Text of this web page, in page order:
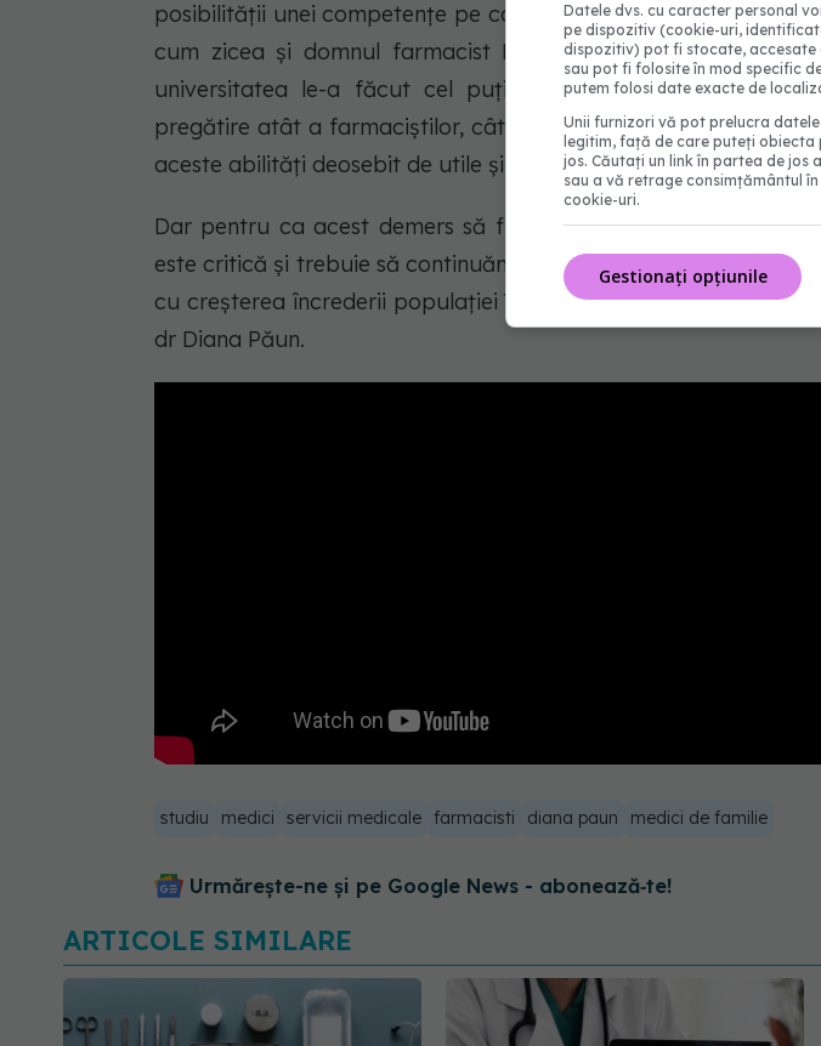
posibilității unei competențe pe care farmaciștii o au și o pot
cum zicea și domnul farmacist Prisada ceva mai devreme
universitatea le-a făcut cel puțin în ultimii doi ani pentru
pregătire atât a farmaciștilor, cât și a asistenților medicali de
aceste abilități deosebit de utile și care vin în ajutorul
Dar pentru ca acest demers să fie unul sustenabil, cred că
este critică și trebuie să continuăm aceste demersuri de
cu creșterea încrederii populației în serviciu medical furnizat în
dr Diana Păun.
studiu medici servicii medicale farmacisti diana paun medici de familie
Urmărește-ne și pe Google News - abonează‑te!
ARTICOLE SIMILARE
Datele dvs. cu caracter personal
pe dispozitiv (cookie-uri,
dispozitiv) pot fi stocate, accesate
sau pot fi folosite în mod specific
putem folosi date exacte de
Unii furnizori vă pot prelucra
legitim, față de care puteți
jos. Căutați un link în partea de jos
sau a vă retrage consimțământul
cookie-uri.
Gestionați opțiunile